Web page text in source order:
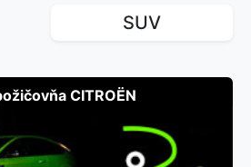
SUV
CITROËN